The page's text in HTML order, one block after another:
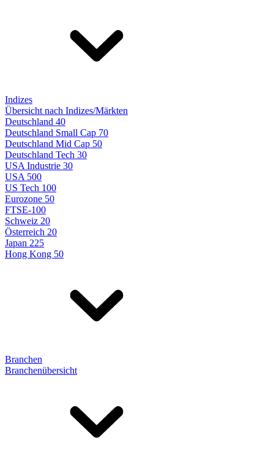
Indizes
Übersicht nach Indizes/Märkten
Deutschland 40
Deutschland Small Cap 70
Deutschland Mid Cap 50
Deutschland Tech 30
USA Industrie 30
USA 500
US Tech 100
Eurozone 50
FTSE-100
Schweiz 20
Österreich 20
Japan 225
Hong Kong 50
Branchen
Branchenübersicht